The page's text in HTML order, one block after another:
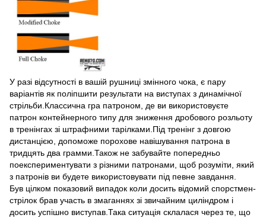
У разі відсутності в вашій рушниці змінного чока, є пару
варіантів як поліпшити результати на виступах з динамічної
стрільби.Классична гра патроном, де ви використовуєте
патрон контейнерного типу для зниження дробового розльоту
в тренінгах зі штрафними тарілками.Під тренінг з довгою
дистанцією, допоможе порохове навішування патрона в
тридцять два грамми.Також не забувайте попередньо
поекспериментувати з різними патронами, щоб розуміти, який
з патронів ви будете використовувати під певне завдання.
Був цілком показовий випадок коли досить відомий спорстмен-
стрілок брав участь в змаганнях зі звичайним циліндром і
досить успішно виступав.Така ситуація склалася через те, що